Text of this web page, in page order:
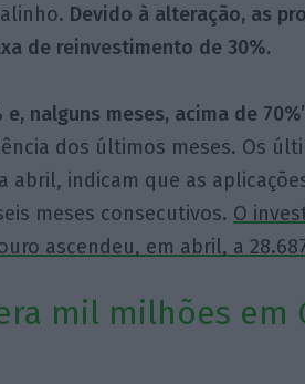
Devido à alteração, as
de reinvestimento de 30%.
nalguns meses, acima de
dos últimos meses. Os
abril, indicam que as
meses consecutivos. O
ascendeu, em abril, a
mil milhões em